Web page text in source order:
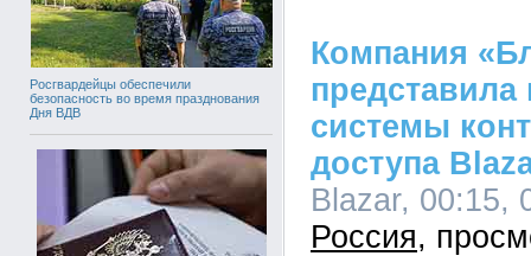
Росгвардейцы обеспечили
безопасность во время празднования
Дня ВДВ
Компания
системы
доступа
Blazar, 00:15,
Россия